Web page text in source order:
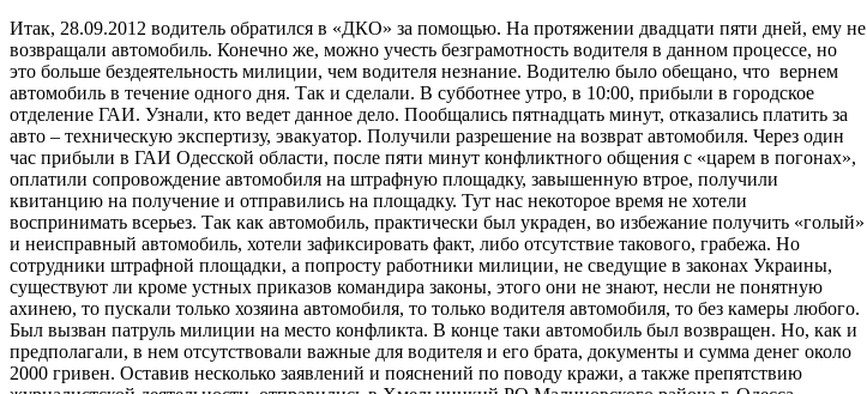
Итак, 28.09.2012 водитель обратился в «ДКО» за помощью. На протяжении двадцати пяти дней, ему не
возвращали автомобиль. Конечно же, можно учесть безграмотность водителя в данном процессе, но
это больше бездеятельность милиции, чем водителя незнание. Водителю было обещано, что вернем
автомобиль в течение одного дня. Так и сделали. В субботнее утро, в 10:00, прибыли в городское
отделение ГАИ. Узнали, кто ведет данное дело. Пообщались пятнадцать минут, отказались платить за
авто – техническую экспертизу, эвакуатор. Получили разрешение на возврат автомобиля. Через один
час прибыли в ГАИ Одесской области, после пяти минут конфликтного общения с «царем в погонах»,
оплатили сопровождение автомобиля на штрафную площадку, завышенную втрое, получили
квитанцию на получение и отправились на площадку. Тут нас некоторое время не хотели
воспринимать всерьез. Так как автомобиль, практически был украден, во избежание получить «голый»
и неисправный автомобиль, хотели зафиксировать факт, либо отсутствие такового, грабежа. Но
сотрудники штрафной площадки, а попросту работники милиции, не сведущие в законах Украины,
существуют ли кроме устных приказов командира законы, этого они не знают, несли не понятную
ахинею, то пускали только хозяина автомобиля, то только водителя автомобиля, то без камеры любого.
Был вызван патруль милиции на место конфликта. В конце таки автомобиль был возвращен. Но, как и
предполагали, в нем отсутствовали важные для водителя и его брата, документы и сумма денег около
2000 гривен. Оставив несколько заявлений и пояснений по поводу кражи, а также препятствию